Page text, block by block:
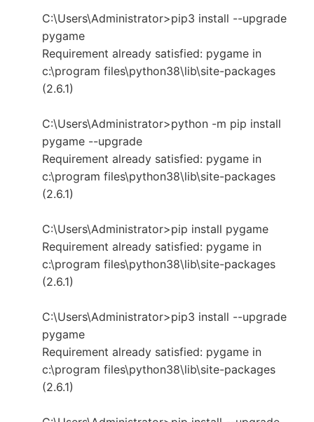
C:\Users\Administrator>pip3 install --upgrade
pygame
Requirement already satisfied: pygame in
c:\program files\python38\lib\site-packages
(2.6.1)
C:\Users\Administrator>python -m pip install
pygame --upgrade
Requirement already satisfied: pygame in
c:\program files\python38\lib\site-packages
(2.6.1)
C:\Users\Administrator>pip install pygame
Requirement already satisfied: pygame in
c:\program files\python38\lib\site-packages
(2.6.1)
C:\Users\Administrator>pip3 install --upgrade
pygame
Requirement already satisfied: pygame in
c:\program files\python38\lib\site-packages
(2.6.1)